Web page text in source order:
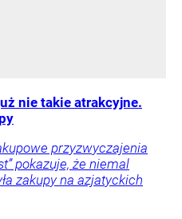
nie takie atrakcyjne.
przyzwyczajenia
pokazuje, że niemal
zakupy na azjatyckich